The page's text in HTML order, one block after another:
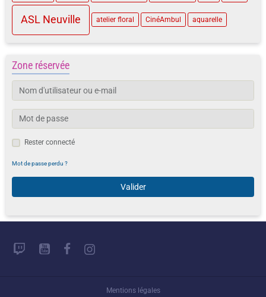
ASL Neuville atelier floral CinéAmbul aquarelle
Zone réservée
Rester connecté
Mot de passe perdu ?
Valider
Mentions légales